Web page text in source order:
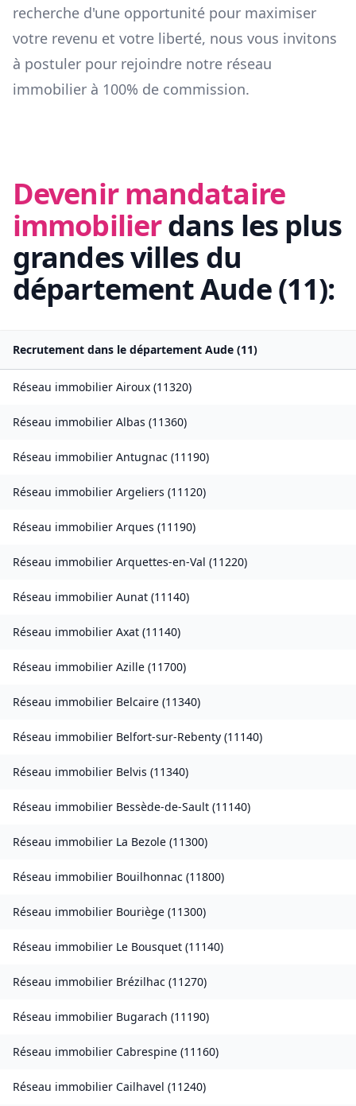
recherche d'une opportunité pour maximiser
votre revenu et votre liberté, nous vous invitons
à postuler pour rejoindre notre réseau
immobilier à 100% de commission.
Devenir mandataire
immobilierdans les plus
grandes villes du
départementAude(11):
Recrutement dans le département Aude (11)
Réseau immobilier Airoux (11320)
Réseau immobilier Albas (11360)
Réseau immobilier Antugnac (11190)
Réseau immobilier Argeliers (11120)
Réseau immobilier Arques (11190)
Réseau immobilier Arquettes-en-Val (11220)
Réseau immobilier Aunat (11140)
Réseau immobilier Axat (11140)
Réseau immobilier Azille (11700)
Réseau immobilier Belcaire (11340)
Réseau immobilier Belfort-sur-Rebenty (11140)
Réseau immobilier Belvis (11340)
Réseau immobilier Bessède-de-Sault (11140)
Réseau immobilier La Bezole (11300)
Réseau immobilier Bouilhonnac (11800)
Réseau immobilier Bouriège (11300)
Réseau immobilier Le Bousquet (11140)
Réseau immobilier Brézilhac (11270)
Réseau immobilier Bugarach (11190)
Réseau immobilier Cabrespine (11160)
Réseau immobilier Cailhavel (11240)